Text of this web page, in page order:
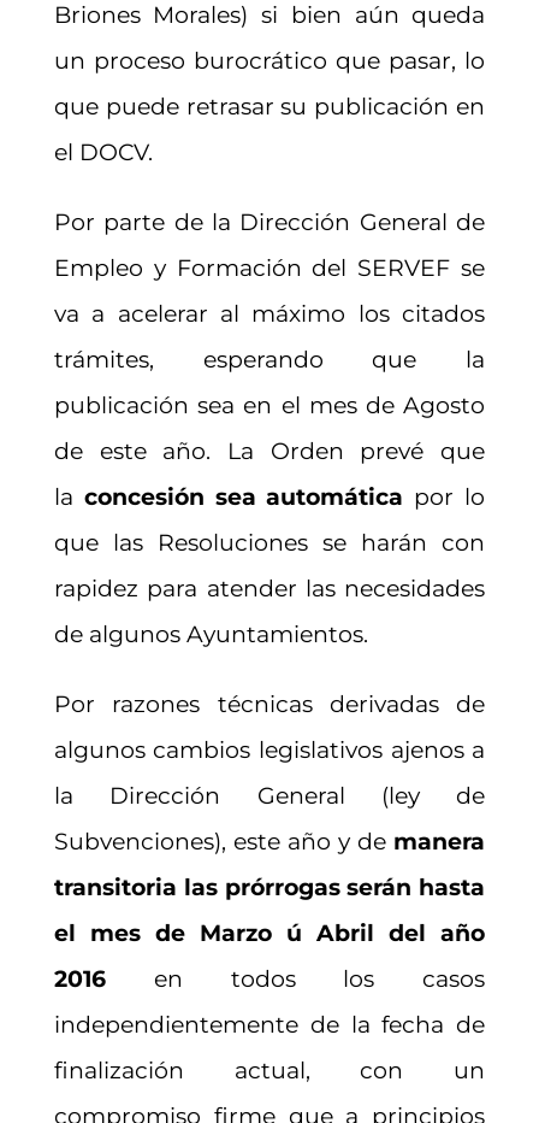
Briones Morales) si bien aún queda
un proceso burocrático que pasar, lo
que puede retrasar su publicación en
el DOCV.
Por parte de la Dirección General de
Empleo y Formación del SERVEF se
va a acelerar al máximo los citados
trámites, esperando que la
publicación sea en el mes de Agosto
de este año. La Orden prevé que
la concesión sea automática por lo
que las Resoluciones se harán con
rapidez para atender las necesidades
de algunos Ayuntamientos.
Por razones técnicas derivadas de
algunos cambios legislativos ajenos a
la Dirección General (ley de
Subvenciones), este año y de manera
transitoria las prórrogas serán hasta
el mes de Marzo ú Abril del año
2016 en todos los casos
independientemente de la fecha de
finalización actual, con un
compromiso firme que a principios